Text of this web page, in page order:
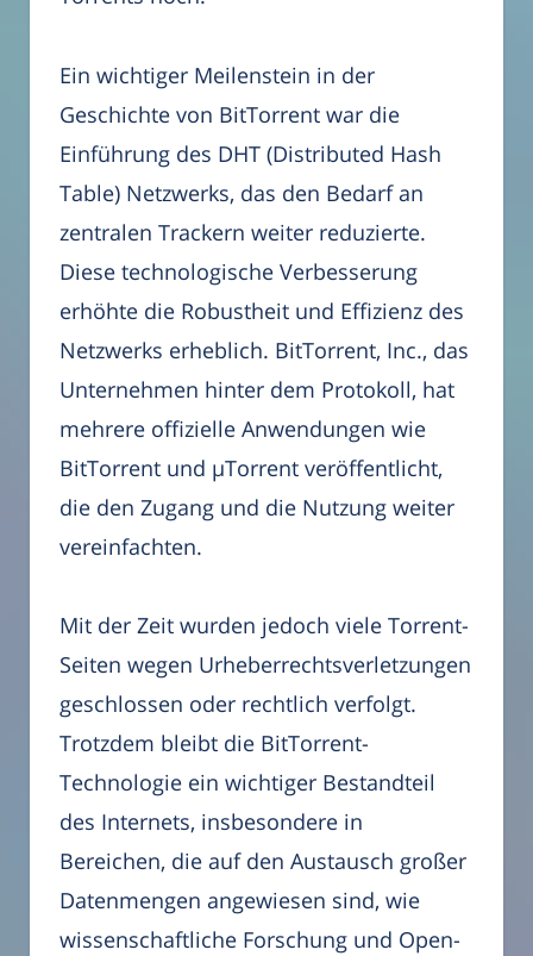
Ein wichtiger Meilenstein in der
Geschichte von BitTorrent war die
Einführung des DHT (Distributed Hash
Table) Netzwerks, das den Bedarf an
zentralen Trackern weiter reduzierte.
Diese technologische Verbesserung
erhöhte die Robustheit und Effizienz des
Netzwerks erheblich. BitTorrent, Inc., das
Unternehmen hinter dem Protokoll, hat
mehrere offizielle Anwendungen wie
BitTorrent und µTorrent veröffentlicht,
die den Zugang und die Nutzung weiter
vereinfachten.
Mit der Zeit wurden jedoch viele Torrent-
Seiten wegen Urheberrechtsverletzungen
geschlossen oder rechtlich verfolgt.
Trotzdem bleibt die BitTorrent-
Technologie ein wichtiger Bestandteil
des Internets, insbesondere in
Bereichen, die auf den Austausch großer
Datenmengen angewiesen sind, wie
wissenschaftliche Forschung und Open-